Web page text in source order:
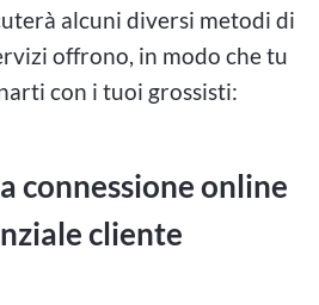
alcuni diversi metodi di
offrono, in modo che tu
con i tuoi grossisti:
connessione online
cliente